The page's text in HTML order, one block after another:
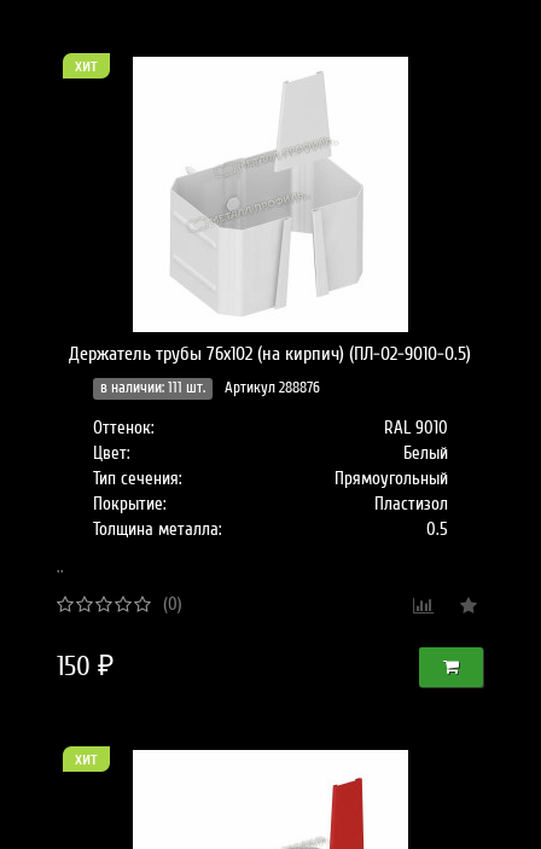
хит
Держатель трубы 76х102 (на кирпич) (ПЛ-02-9010-0.5)
в наличии: 111 шт. Артикул 288876
Оттенок:
RAL 9010
Цвет:
Белый
Тип сечения:
Прямоугольный
Покрытие:
Пластизол
Толщина металла:
0.5
..
(0)
150 ₽
хит